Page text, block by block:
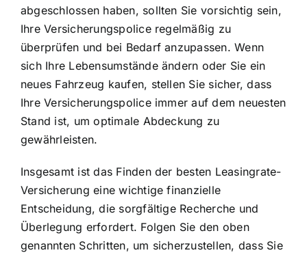
abgeschlossen haben, sollten Sie vorsichtig sein,
Ihre Versicherungspolice regelmäßig zu
überprüfen und bei Bedarf anzupassen. Wenn
sich Ihre Lebensumstände ändern oder Sie ein
neues Fahrzeug kaufen, stellen Sie sicher, dass
Ihre Versicherungspolice immer auf dem neuesten
Stand ist, um optimale Abdeckung zu
gewährleisten.
Insgesamt ist das Finden der besten Leasingrate-
Versicherung eine wichtige finanzielle
Entscheidung, die sorgfältige Recherche und
Überlegung erfordert. Folgen Sie den oben
genannten Schritten, um sicherzustellen, dass Sie